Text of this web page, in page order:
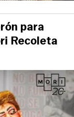
para
Recoleta